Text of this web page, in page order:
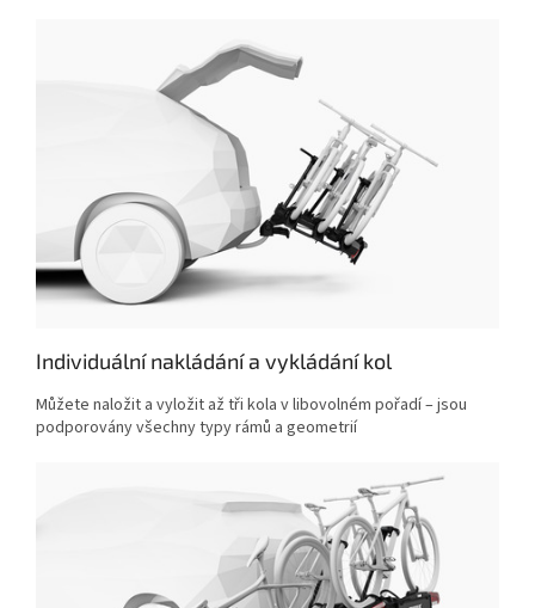
Individuální nakládání a vykládání kol
Můžete naložit a vyložit až tři kola v libovolném pořadí – jsou
podporovány všechny typy rámů a geometrií